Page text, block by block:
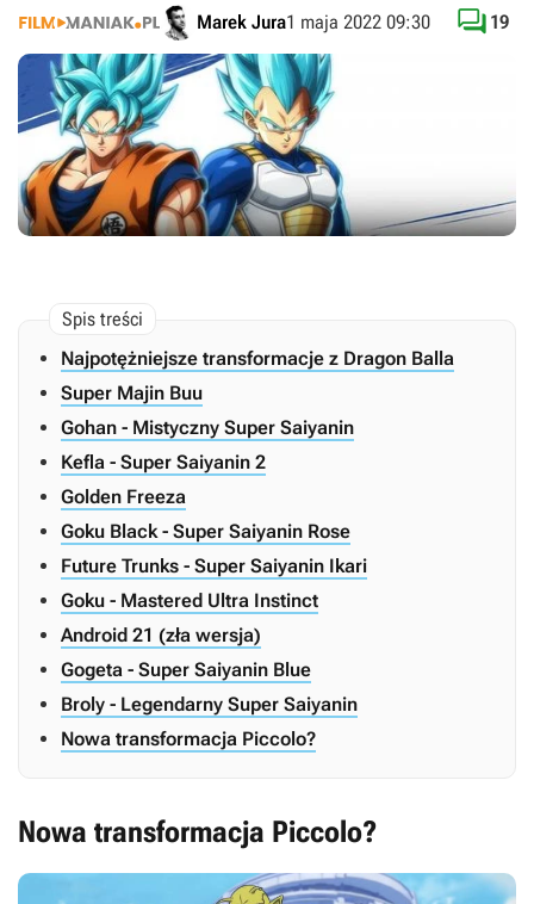
Marek Jura1 maja 2022 09:30  19
Najpotężniejsze transformacje z Dragon Balla
Super Majin Buu
Gohan - Mistyczny Super Saiyanin
Kefla - Super Saiyanin 2
Golden Freeza
Goku Black - Super Saiyanin Rose
Future Trunks - Super Saiyanin Ikari
Goku - Mastered Ultra Instinct
Android 21 (zła wersja)
Gogeta - Super Saiyanin Blue
Broly - Legendarny Super Saiyanin
Nowa transformacja Piccolo?
Nowa transformacja Piccolo?